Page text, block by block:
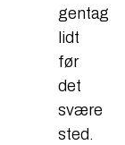
gentag
lidt
før
det
svære
sted.